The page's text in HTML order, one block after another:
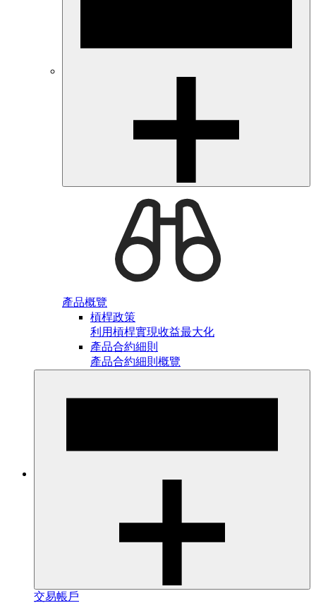
產品概覽
槓桿政策
利用槓桿實現收益最大化
產品合約細則
產品合約細則概覽
交易帳戶